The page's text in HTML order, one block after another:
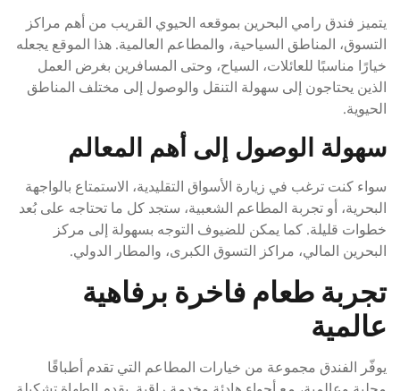
يتميز فندق رامي البحرين بموقعه الحيوي القريب من أهم مراكز
التسوق، المناطق السياحية، والمطاعم العالمية. هذا الموقع يجعله
خيارًا مناسبًا للعائلات، السياح، وحتى المسافرين بغرض العمل
الذين يحتاجون إلى سهولة التنقل والوصول إلى مختلف المناطق
الحيوية.
سهولة الوصول إلى أهم المعالم
سواء كنت ترغب في زيارة الأسواق التقليدية، الاستمتاع بالواجهة
البحرية، أو تجربة المطاعم الشعبية، ستجد كل ما تحتاجه على بُعد
خطوات قليلة. كما يمكن للضيوف التوجه بسهولة إلى مركز
البحرين المالي، مراكز التسوق الكبرى، والمطار الدولي.
تجربة طعام فاخرة برفاهية
عالمية
يوفّر الفندق مجموعة من خيارات المطاعم التي تقدم أطباقًا